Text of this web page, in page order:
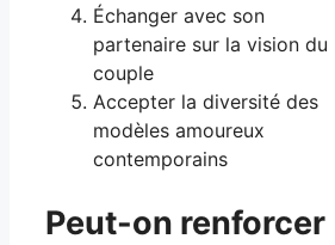
Échanger avec son
partenaire sur la vision du
couple
Accepter la diversité des
modèles amoureux
contemporains
Peut-on renforcer